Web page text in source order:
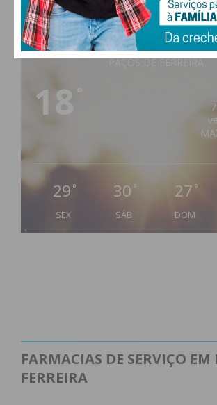
PAÇOS DE FERREIRA
18
29 °
SEX
30 °
SÁB
27 °
DOM
FARMACIAS DE SERVIÇO EM
FERREIRA